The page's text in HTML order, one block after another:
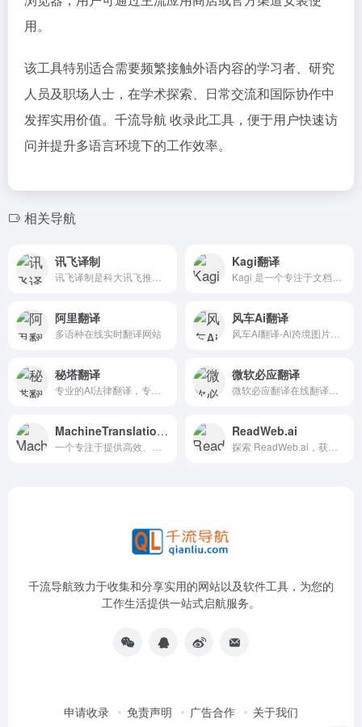
用。
该工具特别适合需要频繁接触外语内容的学习者、研究
人员及职场人士，在学术探索、日常交流和国际协作中
发挥实用价值。千流导航 收录此工具，便于用户快速访
问并提升多语言环境下的工作效率。
相关导航
讯飞译制 Kagi翻译
阿里翻译
多语种在线实时翻译网站
风车Ai翻译
秘塔翻译 微软必应翻译
MachineTranslation.com ReadWeb.ai
千流导航致力于收集和分享实用的网站以及软件工具，为您的
工作生活提供一站式启航服务。
申请收录 免责声明 广告合作 关于我们